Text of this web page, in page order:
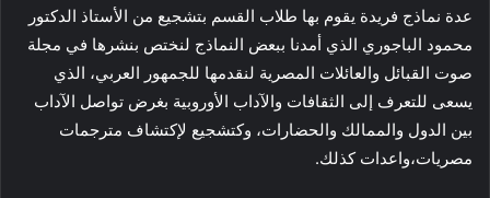
عدة نماذج فريدة يقوم بها طلاب القسم بتشجيع من الأستاذ الدكتور
محمود الباجوري الذي أمدنا ببعض النماذج لنختص بنشرها في مجلة
صوت القبائل والعائلات المصرية لنقدمها للجمهور العربي، الذي
يسعى للتعرف إلى الثقافات والآداب الأوروبية بغرض تواصل الآداب
بين الدول والممالك والحضارات، وكتشجيع لإكتشاف مترجمات
مصريات،واعدات كذلك.